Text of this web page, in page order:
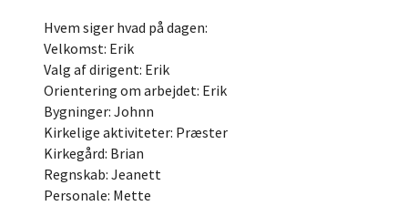
Hvem siger hvad på dagen:
Velkomst: Erik
Valg af dirigent: Erik
Orientering om arbejdet: Erik
Bygninger: Johnn
Kirkelige aktiviteter: Præster
Kirkegård: Brian
Regnskab: Jeanett
Personale: Mette